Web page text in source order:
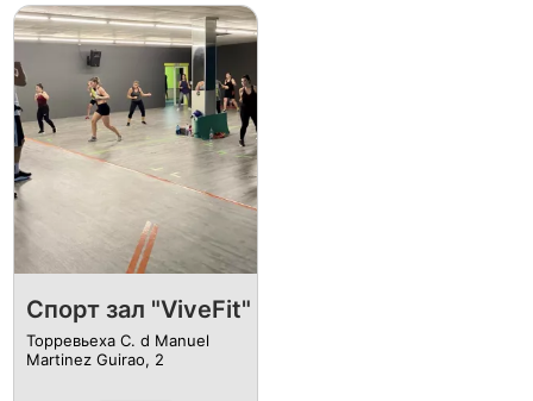
Спорт зал "ViveFit"
Торревьеха C. d Manuel
Martinez Guirao, 2